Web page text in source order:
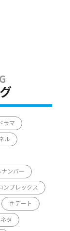
ラマ
ル
ンバー
ンプレックス
デート
ネタ